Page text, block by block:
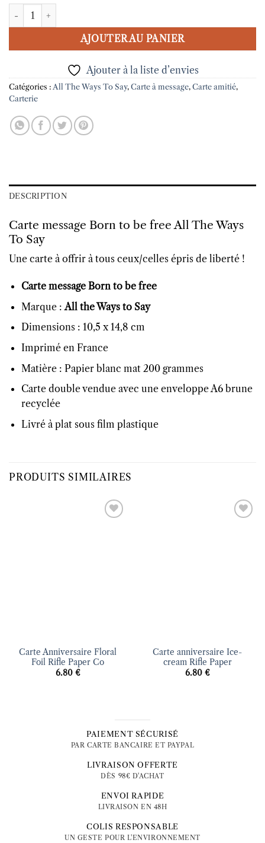
quantité de Carte message Born to be free All The Ways To Say
AJOUTER AU PANIER
Ajouter à la liste d’envies
Catégories : All The Ways To Say, Carte à message, Carte amitié,
Carterie
DESCRIPTION
Carte message Born to be free All The Ways
To Say
Une carte à offrir à tous ceux/celles épris de liberté !
Carte message Born to be free
Marque :All the Ways to Say
Dimensions : 10,5 x 14,8 cm
Imprimé en France
Matière : Papier blanc mat 200 grammes
Carte double vendue avec une enveloppe A6 brune
recyclée
Livré à plat sous film plastique
PRODUITS SIMILAIRES
Carte Anniversaire Floral
Foil Rifle Paper Co
6.80 €
Carte anniversaire Ice-
cream Rifle Paper
6.80 €
PAIEMENT SÉCURISÉ
PAR CARTE BANCAIRE ET PAYPAL
LIVRAISON OFFERTE
DÈS 98€ D'ACHAT
ENVOI RAPIDE
LIVRAISON EN 48H
COLIS RESPONSABLE
UN GESTE POUR L'ENVIRONNEMENT